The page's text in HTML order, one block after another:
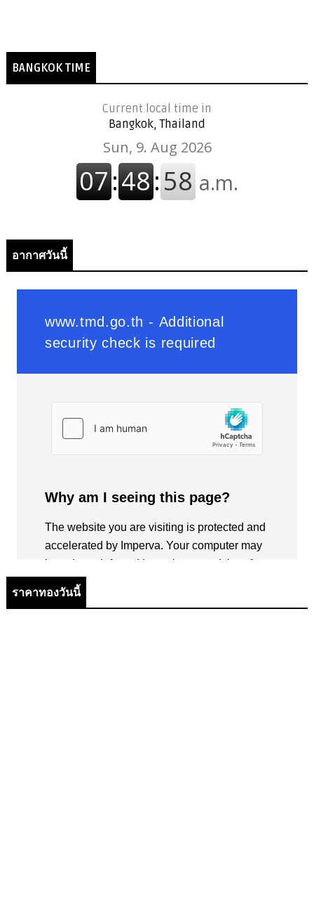
BANGKOK TIME
Current local time in
Bangkok, Thailand
อากาศวันนี้
ราคาทองวันนี้